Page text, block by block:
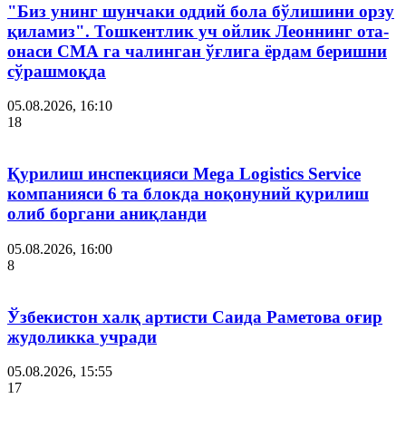
"Биз унинг шунчаки оддий бола бўлишини орзу
қиламиз". Тошкентлик уч ойлик Леоннинг ота-
онаси СМА га чалинган ўғлига ёрдам беришни
сўрашмоқда
05.08.2026, 16:10
18
Қурилиш инспекцияси Мega Logistics Service
компанияси 6 та блокда ноқонуний қурилиш
олиб боргани аниқланди
05.08.2026, 16:00
8
Ўзбекистон халқ артисти Саида Раметова оғир
жудоликка учради
05.08.2026, 15:55
17